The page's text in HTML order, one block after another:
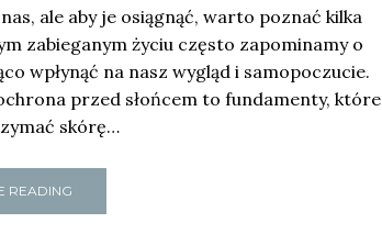
ale aby je osiągnąć, warto poznać kilka
zabieganym życiu często zapominamy o
wpłynąć na nasz wygląd i samopoczucie.
przed słońcem to fundamenty, które
skórę…
READING